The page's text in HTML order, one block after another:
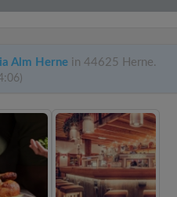
Alm Herne in 44625 Herne.